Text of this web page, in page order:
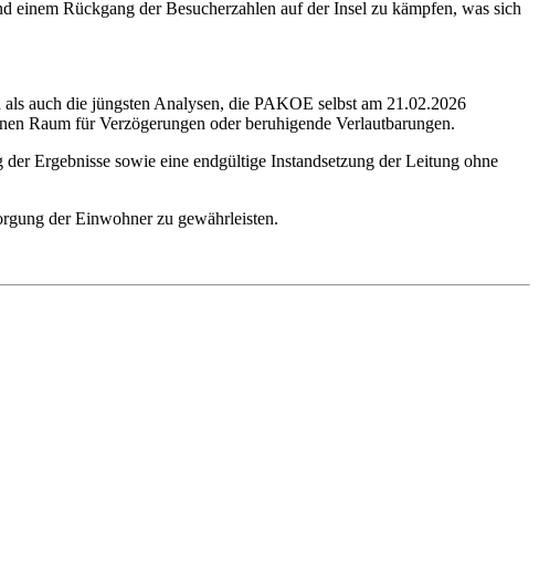
Rückgang der Besucherzahlen auf der Insel zu kämpfen, was sich
auch die jüngsten Analysen, die PAKOE selbst am 21.02.2026
Raum für Verzögerungen oder beruhigende Verlautbarungen.
Ergebnisse sowie eine endgültige Instandsetzung der Leitung ohne
der Einwohner zu gewährleisten.